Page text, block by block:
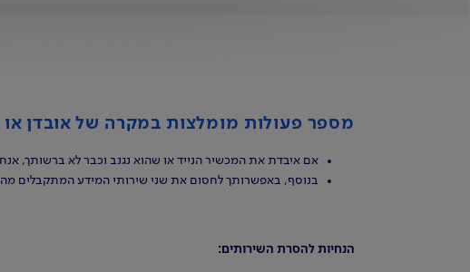
מספר פעולות מומלצות במקרה של אובדן או
אם איבדת את המכשיר הנייד או שהוא נגנב וכבר לא ברשותך,
בנוסף, באפשרותך לחסום את שני שירותי המידע המתקבלים
הנחיות להסרת השירותים: